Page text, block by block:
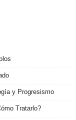
y Progresismo
Tratarlo?